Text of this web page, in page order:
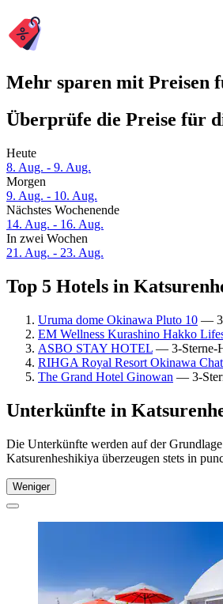
Mehr sparen mit Preisen
Überprüfe die Preise für
Heute
8. Aug. - 9. Aug.
Morgen
9. Aug. - 10. Aug.
Nächstes Wochenende
14. Aug. - 16. Aug.
In zwei Wochen
21. Aug. - 23. Aug.
Top 5 Hotels in
Uruma dome Okinawa Pluto 10 —
EM Wellness Kurashino Hakko
ASBO STAY HOTEL — 3-Sterne-
RIHGA Royal Resort Okinawa
The Grand Hotel Ginowan — 3-
Unterkünfte in
Die Unterkünfte werden auf der
Katsurenheshikiya überzeugen stets in
Weniger